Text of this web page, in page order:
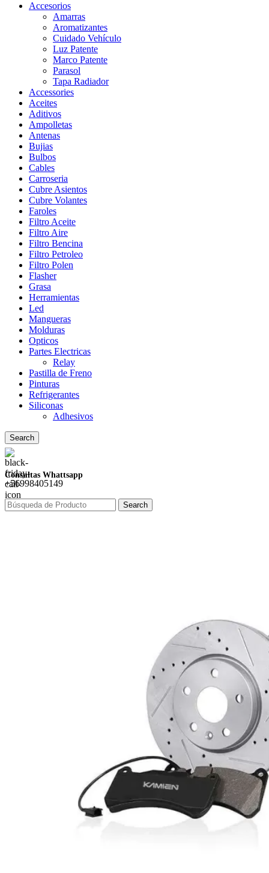
Accesorios
Amarras
Aromatizantes
Cuidado Vehículo
Luz Patente
Marco Patente
Parasol
Tapa Radiador
Accessories
Aceites
Aditivos
Ampolletas
Antenas
Bujias
Bulbos
Cables
Carroseria
Cubre Asientos
Cubre Volantes
Faroles
Filtro Aceite
Filtro Aire
Filtro Bencina
Filtro Petroleo
Filtro Polen
Flasher
Grasa
Herramientas
Led
Mangueras
Molduras
Opticos
Partes Electricas
Relay
Pastilla de Freno
Pinturas
Refrigerantes
Siliconas
Adhesivos
Search
Consultas Whattsapp
+56998405149
Search